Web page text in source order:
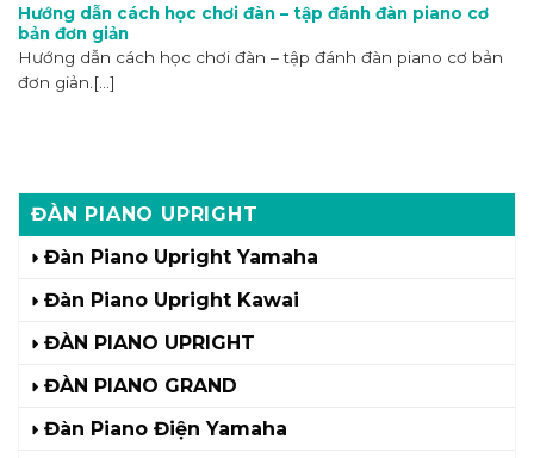
ĐÀN PIANO UPRIGHT
Đàn Piano Upright Yamaha
Đàn Piano Upright Kawai
ĐÀN PIANO UPRIGHT
ĐÀN PIANO GRAND
Đàn Piano Điện Yamaha
Hướng dẫn cách học chơi đàn – tập đánh đàn piano cơ
bản đơn giản
Hướng dẫn cách học chơi đàn – tập đánh đàn piano cơ bản
đơn giản.[...]